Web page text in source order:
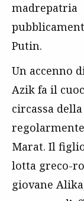
Putin.
Un accenno
Azik fa il
circassa
Marat. Il
lotta greco-
giovane